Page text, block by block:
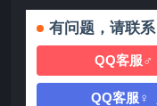
有问题，请联系
QQ客服♂
QQ客服♀